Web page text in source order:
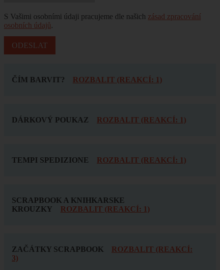
S Vašimi osobními údaji pracujeme dle našich zásad zpracování
osobních údajů.
ČÍM BARVIT? ROZBALIT (REAKCÍ: 1)
DÁRKOVÝ POUKAZ ROZBALIT (REAKCÍ: 1)
TEMPI SPEDIZIONE ROZBALIT (REAKCÍ: 1)
SCRAPBOOK A KNIHKARSKE
KROUZKY
ROZBALIT (REAKCÍ: 1)
ZAČÁTKY SCRAPBOOK
ROZBALIT (REAKCÍ:
3)